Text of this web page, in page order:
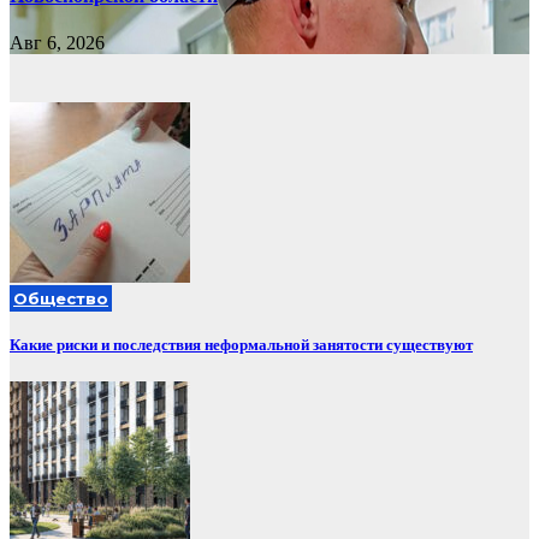
Авг 6, 2026
Общество
Какие риски и последствия неформальной занятости существуют